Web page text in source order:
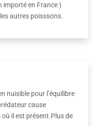
importé en France )
autres poisssons.
nuisible pour l’équilibre
cause
il est présent.Plus de